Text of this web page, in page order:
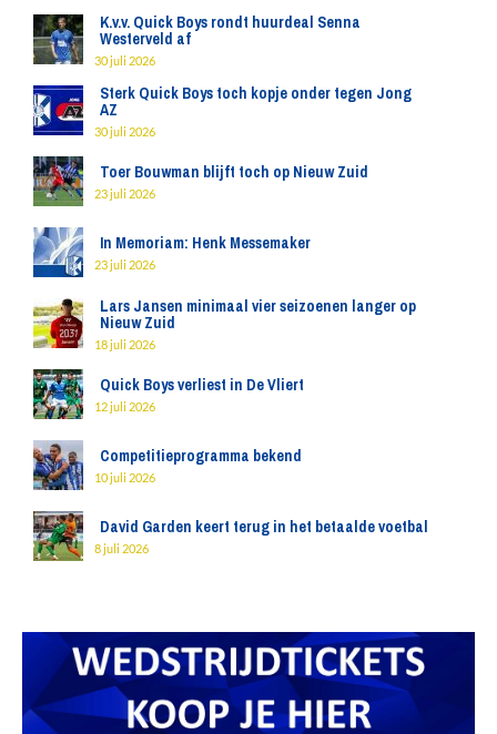
K.v.v. Quick Boys rondt huurdeal Senna
Westerveld af
30 juli 2026
Sterk Quick Boys toch kopje onder tegen Jong
AZ
30 juli 2026
Toer Bouwman blijft toch op Nieuw Zuid
23 juli 2026
In Memoriam: Henk Messemaker
23 juli 2026
Lars Jansen minimaal vier seizoenen langer op
Nieuw Zuid
18 juli 2026
Quick Boys verliest in De Vliert
12 juli 2026
Competitieprogramma bekend
10 juli 2026
David Garden keert terug in het betaalde voetbal
8 juli 2026